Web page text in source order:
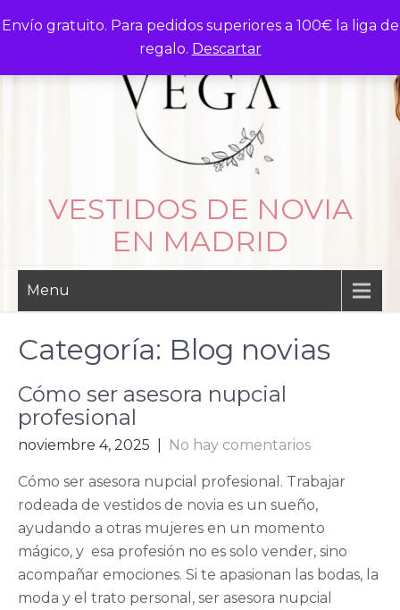
Envío gratuito. Para pedidos superiores a 100€ la liga de
regalo. Descartar
to
VESTIDOS DE NOVIA
EN MADRID
Menu
Categoría: Blog novias
Cómo ser asesora nupcial
profesional
noviembre 4, 2025 No hay comentarios
Cómo ser asesora nupcial profesional. Trabajar
rodeada de vestidos de novia es un sueño,
ayudando a otras mujeres en un momento
mágico, y esa profesión no es solo vender, sino
acompañar emociones. Si te apasionan las bodas, la
moda y el trato personal, ser asesora nupcial